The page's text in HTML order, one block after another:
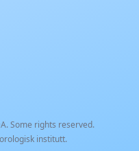
. Some rights reserved.
institutt.